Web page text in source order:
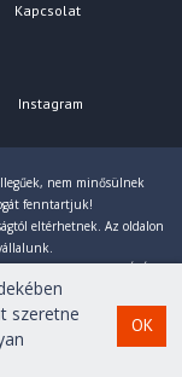
Kapcsolat
Instagram
nem minősülnek
fenntartjuk!
eltérhetnek. Az oldalon
szeretne
OK